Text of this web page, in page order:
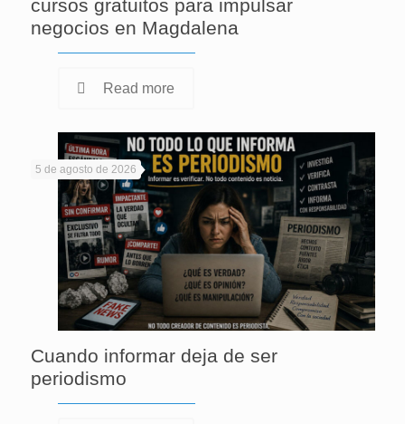
cursos gratuitos para impulsar
negocios en Magdalena
Read more
5 de agosto de 2026
Cuando informar deja de ser
periodismo